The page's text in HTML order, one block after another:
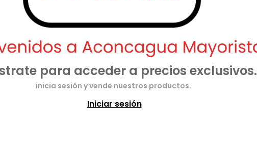
para acceder a precios exclusivos.
inicia sesión y vende nuestros productos.
Iniciar sesión